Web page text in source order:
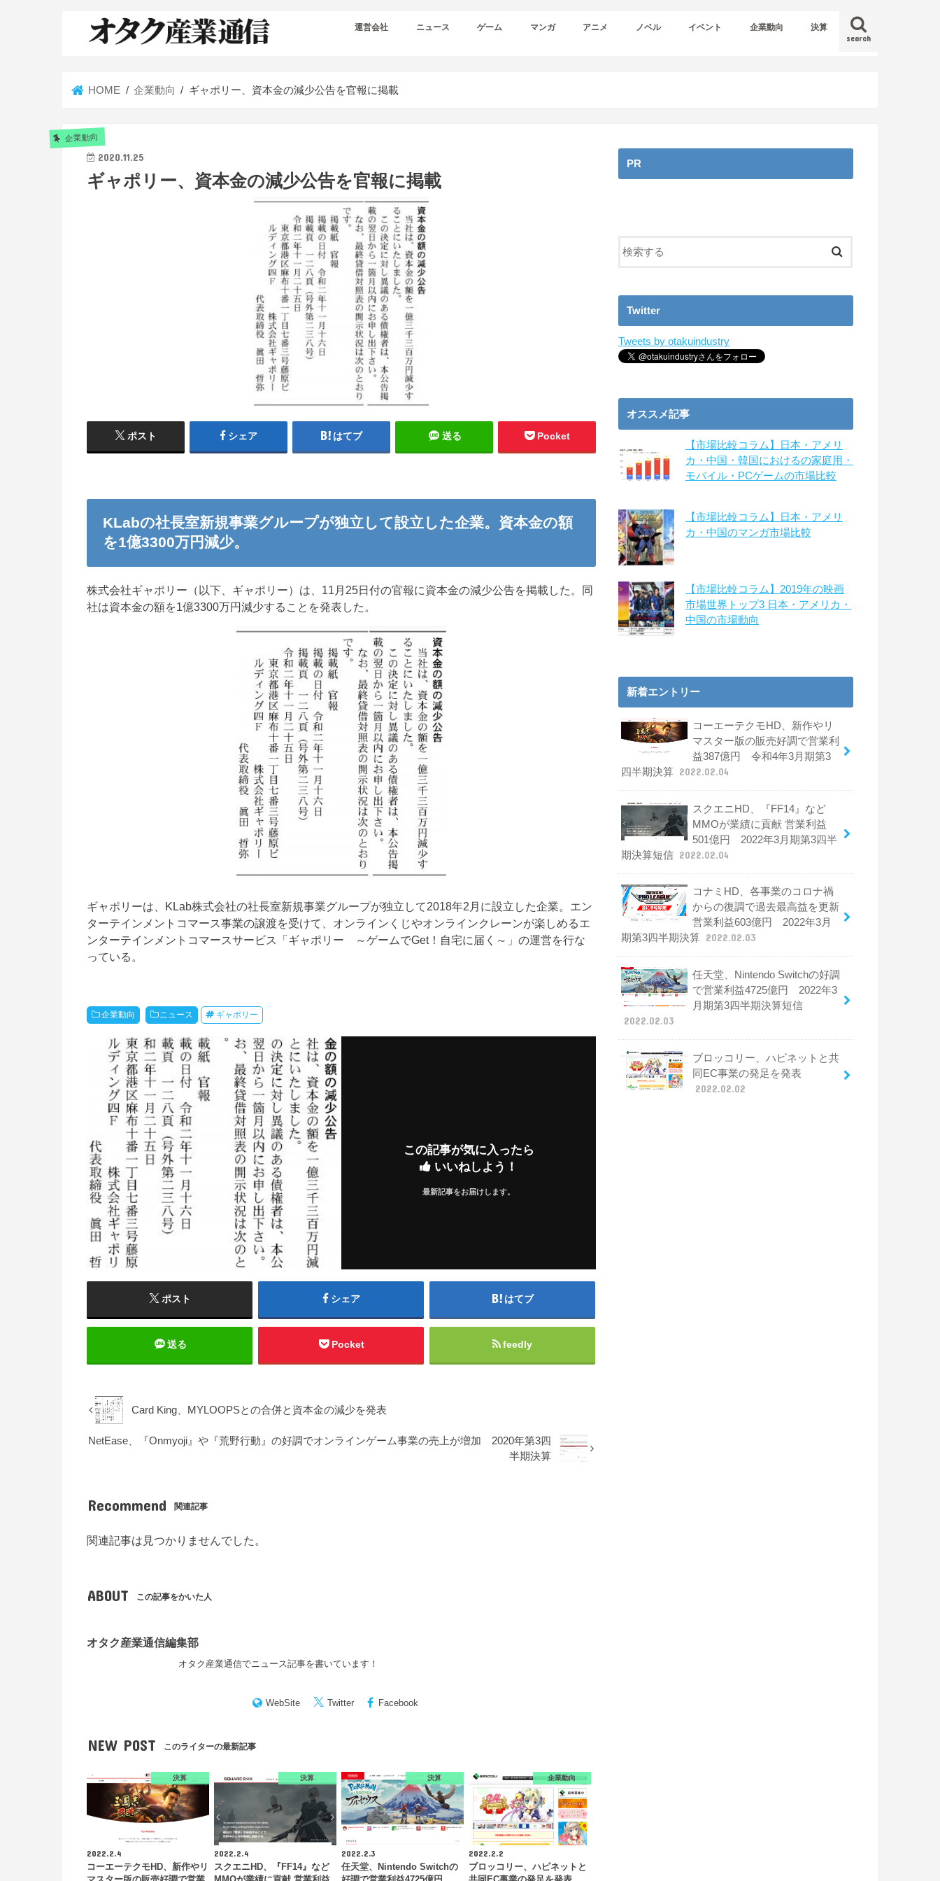
search
運営会社 ニュース ゲーム マンガ アニメ ノベル イベント 企業動向 決算
HOME 企業動向 ギャポリー、資本金の減少公告を官報に掲載
企業動向
2020.11.25
ギャポリー、資本金の減少公告を官報に掲載
ポスト シェア はてブ 送る Pocket
KLabの社長室新規事業グループが独立して設立した企業。資本金の額
を1億3300万円減少。
株式会社ギャポリー（以下、ギャポリー）は、11月25日付の官報に資本金の減少公告を掲載した。同
社は資本金の額を1億3300万円減少することを発表した。
ギャポリーは、KLab株式会社の社長室新規事業グループが独立して2018年2月に設立した企業。エン
ターテインメントコマース事業の譲渡を受けて、オンラインくじやオンラインクレーンが楽しめるエ
ンターテインメントコマースサービス「ギャポリー ～ゲームでGet！自宅に届く～」の運営を行な
っている。
企業動向 ニュース ギャポリー
この記事が気に入ったら
いいねしよう！
最新記事をお届けします。
ポスト シェア はてブ
送る Pocket feedly
Card King、MYLOOPSとの合併と資本金の減少を発表
NetEase、『Onmyoji』や『荒野行動』の好調でオンラインゲーム事業の売上が増加 2020年第3四
半期決算
Recommend 関連記事
関連記事は見つかりませんでした。
ABOUT この記事をかいた人
オタク産業通信編集部
オタク産業通信でニュース記事を書いています！
WebSite Twitter Facebook
NEW POST このライターの最新記事
決算
2022.2.4
コーエーテクモHD、新作やリ
決算
2022.2.4
スクエニHD、『FF14』など
決算
2022.2.3
任天堂、Nintendo Switchの
企業動向
2022.2.2
ブロッコリー、ハピネットと
PR
Twitter
Tweets by otakuindustry
オススメ記事
【市場比較コラム】日本・アメリ
カ・中国・韓国におけるの家庭用・
モバイル・PCゲームの市場比較
【市場比較コラム】日本・アメリ
カ・中国のマンガ市場比較
【市場比較コラム】2019年の映画
市場世界トップ3 日本・アメリカ・
中国の市場動向
新着エントリー
コーエーテクモHD、新作やリ
マスター版の販売好調で営業利
益387億円 令和4年3月期第3
四半期決算 2022.02.04
スクエニHD、『FF14』など
MMOが業績に貢献 営業利益
501億円 2022年3月期第3四半
期決算短信 2022.02.04
コナミHD、各事業のコロナ禍
からの復調で過去最高益を更新
営業利益603億円 2022年3月
期第3四半期決算 2022.02.03
任天堂、Nintendo Switchの好調
で営業利益4725億円 2022年3
月期第3四半期決算短信
2022.02.03
ブロッコリー、ハピネットと共
同EC事業の発足を発表
2022.02.02